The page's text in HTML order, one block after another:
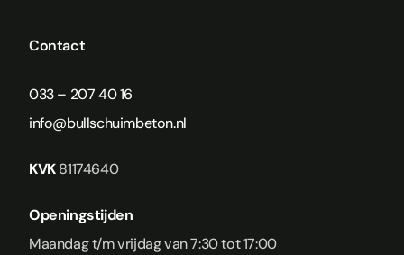
Contact
033 – 207 40 16
info@bullschuimbeton.nl
KVK81174640
Openingstijden
Maandag t/m vrijdag van 7:30 tot 17:00